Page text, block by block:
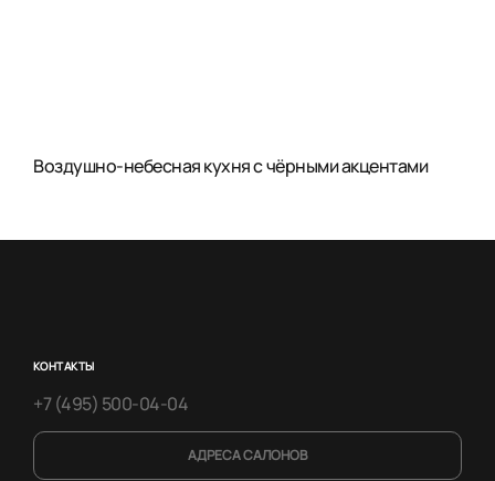
Воздушно-небесная кухня с чёрными акцентами
КОНТАКТЫ
+7 (495) 500-04-04
АДРЕСА САЛОНОВ